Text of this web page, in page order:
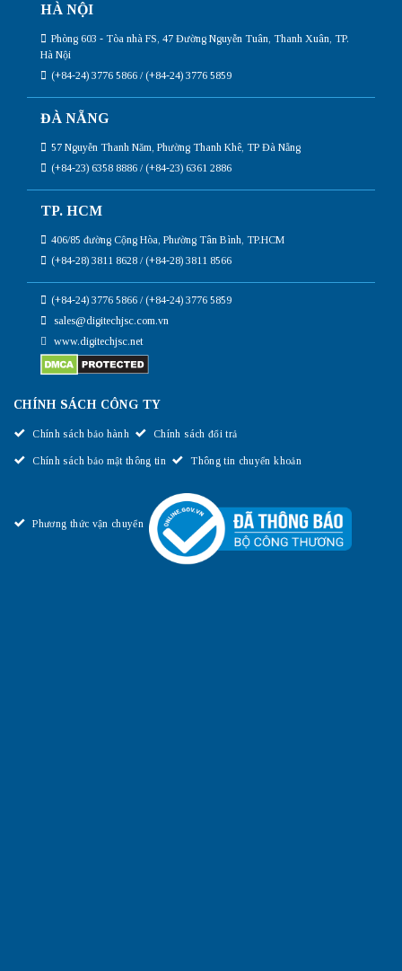
HÀ NỘI
Phòng 603 - Tòa nhà FS, 47 Đường Nguyễn Tuân, Thanh Xuân, TP.
Hà Nội
(+84-24) 3776 5866 / (+84-24) 3776 5859
ĐÀ NẴNG
57 Nguyễn Thanh Năm, Phường Thanh Khê, TP Đà Nẵng
(+84-23) 6358 8886 / (+84-23) 6361 2886
TP. HCM
406/85 đường Cộng Hòa, Phường Tân Bình, TP.HCM
(+84-28) 3811 8628 / (+84-28) 3811 8566
(+84-24) 3776 5866 / (+84-24) 3776 5859
sales@digitechjsc.com.vn
www.digitechjsc.net
CHÍNH SÁCH CÔNG TY
Chính sách bảo hành Chính sách đổi trả
Chính sách bảo mật thông tin Thông tin chuyển khoản
Phương thức vận chuyển